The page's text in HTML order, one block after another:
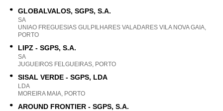
GLOBALVALOS, SGPS, S.A.
SA
UNIAO FREGUESIAS GULPILHARES VALADARES VILA NOVA GAIA,
PORTO
LIPZ - SGPS, S.A.
SA
JUGUEIROS FELGUEIRAS, PORTO
SISAL VERDE - SGPS, LDA
LDA
MOREIRA MAIA, PORTO
AROUND FRONTIER - SGPS, S.A.